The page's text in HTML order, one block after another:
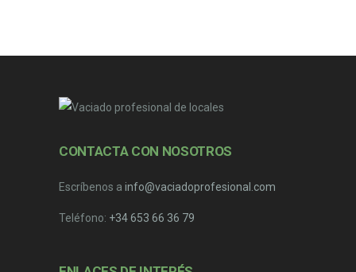
CONTACTA CON NOSOTROS
Escríbenos a info@vaciadoprofesional.com
Teléfono: +34 653 66 36 79